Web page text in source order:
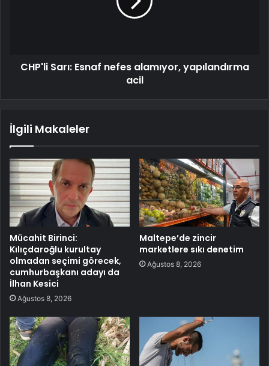
CHP'li Sarı: Esnaf nefes alamıyor, yapılandırma
acil
İlgili Makaleler
Mücahit Birinci:
Kılıçdaroğlu kurultay
olmadan seçimi görecek,
cumhurbaşkanı adayı da
İlhan Kesici
Ağustos 8, 2026
Maltepe’de zincir
marketlere sıkı denetim
Ağustos 8, 2026